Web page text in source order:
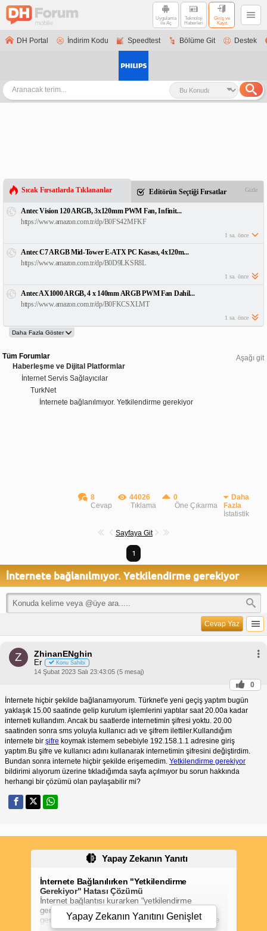
Uygulama
ile Aç
Teknoloji
Haberleri
Giriş ve
Kayıt
DH Portal İndirim Kodu Speedtest Bölüme Git Destek
Sıcak Fırsatlarda Tıklananlar Editörün Seçtiği Fırsatlar Gizle
Antec Vision 120 ARGB, 3x120mm PWM Fan, Infinit...
https://www.amazon.com.tr/dp/B0FS42MFKF
1 sa. önce
Antec C7 ARGB Mid-Tower E-ATX PC Kasası, 4x120m...
https://www.amazon.com.tr/dp/B0D9LKSR8L
1 sa. önce
Antec AX1000 ARGB, 4 x 140mm ARGB PWM Fan Dahil...
https://www.amazon.com.tr/dp/B0FKCSXLMT
1 sa. önce
Aşağı git
Tüm Forumlar
Haberleşme ve Dijital Platformlar
İnternet Servis Sağlayıcılar
TurkNet
İnternete bağlanılmıyor. Yetkilendirme gerekiyor
8
Cevap
44026
Tıklama
0
Öne Çıkarma
Daha
Fazla
İstatistik
Sayfaya Git
1
İnternete bağlanılmıyor. Yetkilendirme gerekiyor
Cevap Yaz
Z ZhinanENghin
Er Konu Sahibi
14 Şubat 2023 Salı 23:43:05 (5 mesaj)
0
İnternete hiçbir şekilde bağlanamıyorum. Türknet'e yeni geçiş yaptım bugün
yaklaşık 15.00 saatinde gelip kurulum işlemlerini yaptılar saat 20.00a kadar
interneti kullandım. Ancak bu saatlerde internetimin şifresi yoktu. 20.00
saatinden sonra sms yoluyla kullanıcı adı ve şifrem ilettiler.Kullandığım
internete bir şifre koymak istemem sebebiyle 192.158.1.1 adresine giriş
yaptım.Bu şifre ve kullanıcı adını kullanarak internetimin şifresini değiştirdim.
Bundan sonra internete hiçbir şekilde erişemedim. Yetkilendirme gerekiyor
bildirimi alıyorum üzerine tıkladığımda sayfa açılmıyor bu sorun hakkında
herhangi bir çözümü olan paylaşabilir mi?
Yapay Zekanın Yanıtı
İnternete Bağlanılırken "Yetkilendirme
Gerekiyor" Hatası Çözümü
İnternet bağlantısı kurarken "yetkilendirme
gerekiyor" hatasıyla karşılaştıysan, bu durum
genellikle kullanılan Wi-Fi ağının güvenli olması ve
kullanıcının ağa bağlanmak için yetkilendirme
Yapay Zekanın Yanıtını Genişlet